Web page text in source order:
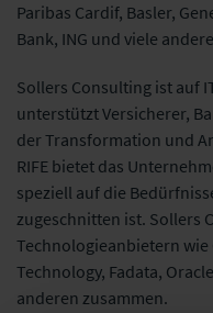
Paribas Cardif, Basler,
Bank, ING und viele
Sollers Consulting ist auf
unterstützt Versicherer,
der Transformation und
RIFE bietet das
speziell auf die
zugeschnitten ist. Sollers
Technologieanbietern
Technology, Fadata,
anderen zusammen.